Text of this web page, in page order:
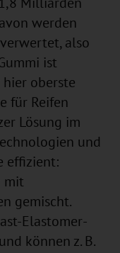
Milliarden
werden
also
ist
oberste
für Reifen
Lösung im
und
effizient:
mit
gemischt.
Elastomer-
können z. B.